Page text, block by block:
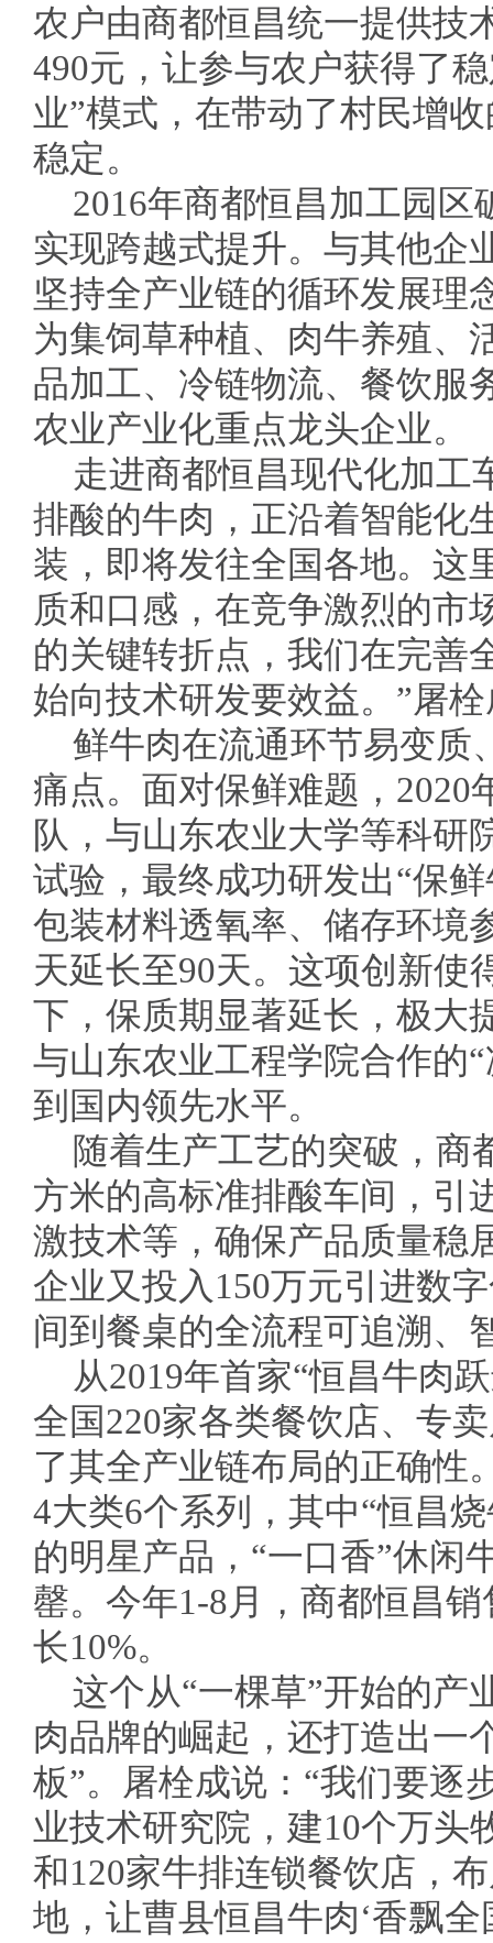
农户由商都恒昌统一提供技
490元，让参与农户获得了
业”模式，在带动了村民增
稳定。
2016年商都恒昌加工园区
实现跨越式提升。与其他企
坚持全产业链的循环发展理
为集饲草种植、肉牛养殖、
品加工、冷链物流、餐饮服
农业产业化重点龙头企业。
走进商都恒昌现代化加工
排酸的牛肉，正沿着智能化
装，即将发往全国各地。这
质和口感，在竞争激烈的市
的关键转折点，我们在完善
始向技术研发要效益。”屠
鲜牛肉在流通环节易变质
痛点。面对保鲜难题，2020
队，与山东农业大学等科研
试验，最终成功研发出“保
包装材料透氧率、储存环境
天延长至90天。这项创新使
下，保质期显著延长，极大
与山东农业工程学院合作的
到国内领先水平。
随着生产工艺的突破，商
方米的高标准排酸车间，引
激技术等，确保产品质量稳
企业又投入150万元引进数
间到餐桌的全流程可追溯、
从2019年首家“恒昌牛肉
全国220家各类餐饮店、专
了其全产业链布局的正确性
4大类6个系列，其中“恒昌
的明星产品，“一口香”休闲
罄。今年1-8月，商都恒昌
长10%。
这个从“一棵草”开始的产
肉品牌的崛起，还打造出一
板”。屠栓成说：“我们要逐
业技术研究院，建10个万头
和120家牛排连锁餐饮店，
地，让曹县恒昌牛肉‘香飘全